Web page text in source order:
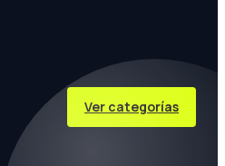
Ver categorías